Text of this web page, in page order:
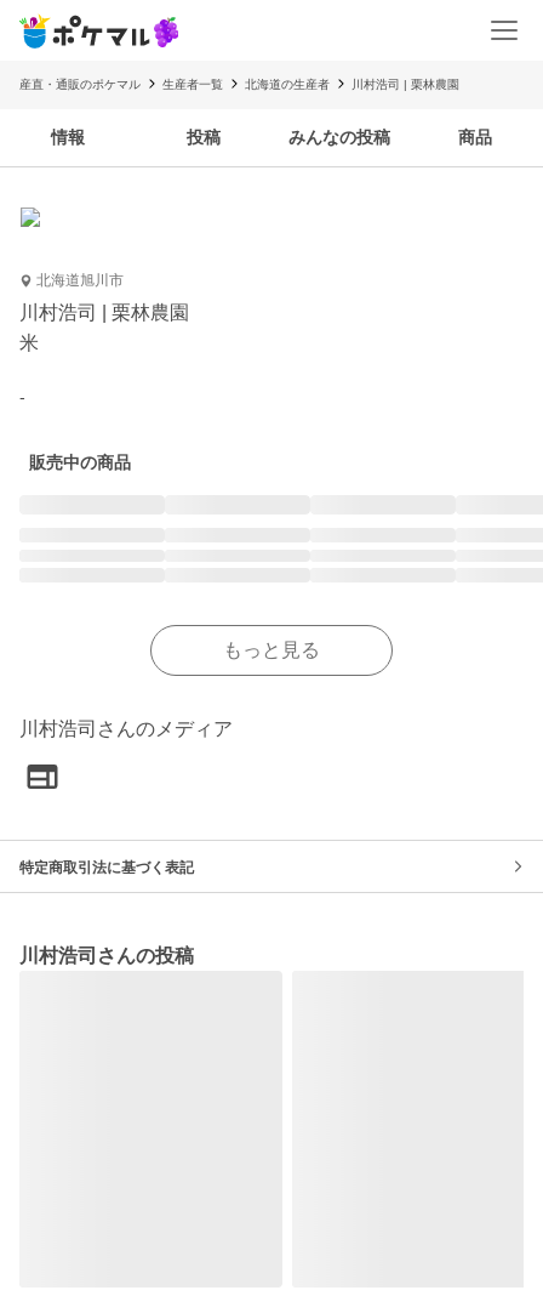
産直・通販のポケマル 生産者一覧 北海道の生産者 川村浩司 | 栗林農園
情報 投稿 みんなの投稿 商品
北海道旭川市
川村浩司 | 栗林農園
米
-
販売中の商品
もっと見る
川村浩司さんのメディア
特定商取引法に基づく表記
川村浩司さんの投稿